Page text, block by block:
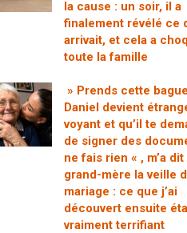
la cause : un soir, il a
finalement révélé ce
arrivait, et cela a
toute la famille
» Prends cette
Daniel devient
voyant et qu’il te
de signer des
ne fais rien « , m’a dit
grand-mère la veille
mariage : ce que j’ai
découvert ensuite
vraiment terrifiant